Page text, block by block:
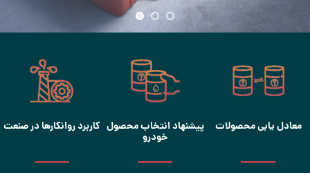
معادل یابی محصولات پیشنهاد انتخاب محصول
خودرو
کاربرد روانکارها در صنعت